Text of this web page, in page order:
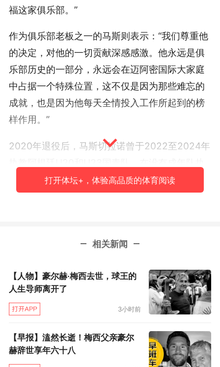
福这家俱乐部。”
作为俱乐部老板之一的马斯则表示：“我们尊重他
的决定，对他的一切贡献深感感激。他永远是俱
乐部历史的一部分，永远会在迈阿密国际大家庭
中占据一个特殊位置，这不仅是因为那些难忘的
成就，也是因为他每天全情投入工作所起到的榜
样作用。”
2020年退役后，马斯切拉诺曾于2022至2024年
教经验的情况下，这位梅西老队友于2024年11月
接过迈阿密帅印。2025年尾声，他率队在常规赛
总冠军。而去年夏天，他的球队在32队世俱杯也
尔梅拉斯，晋级到16强后，才被强大的巴黎圣日
耳曼淘汰出局。
负，暂列东区第3，中北美及加勒比海冠军杯则止
步1/8决赛，成绩略微低于预期，在新主场的前2
打开体坛+，体验高品质的体育阅读
相关新闻
【人物】豪尔赫·梅西去世，球王的
人生导师离开了
3小时前
【早报】溘然长逝！梅西父亲豪尔
赫辞世享年六十八